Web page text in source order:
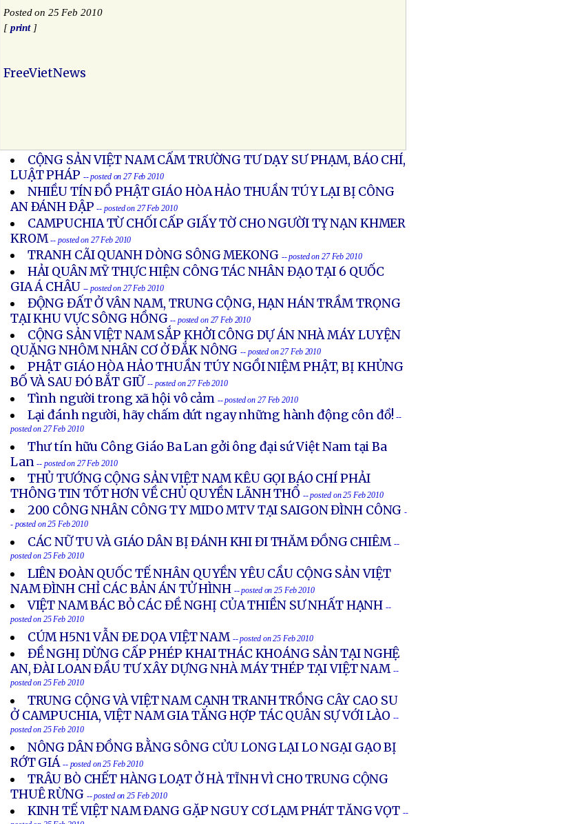
Posted on 25 Feb 2010
[print]
FreeVietNews
CỘNG SẢN VIỆT NAM CẤM TRƯỜNG TƯ DẠY SƯ PHẠM, BÁO CHÍ,
LUẬT PHÁP -- posted on 27 Feb 2010
NHIỀU TÍN ÐỒ PHẬT GIÁO HÒA HẢO THUẦN TÚY LẠI BỊ CÔNG
AN ÐÁNH ÐẬP-- posted on 27 Feb 2010
CAMPUCHIA TỪ CHỐI CẤP GIẤY TỜ CHO NGƯỜI TỴ NẠN KHMER
KROM-- posted on 27 Feb 2010
TRANH CÃI QUANH DÒNG SÔNG MEKONG -- posted on 27 Feb 2010
HẢI QUÂN MỸ THỰC HIỆN CÔNG TÁC NHÂN ĐẠO TẠI 6 QUỐC
GIA Á CHÂU -- posted on 27 Feb 2010
ĐỘNG ĐẤT Ở VÂN NAM, TRUNG CỘNG, HẠN HÁN TRẦM TRỌNG
TẠI KHU VỰC SÔNG HỒNG-- posted on 27 Feb 2010
CỘNG SẢN VIỆT NAM SẮP KHỞI CÔNG DỰ ÁN NHÀ MÁY LUYỆN
QUẶNG NHÔM NHÂN CƠ Ở ÐẮK NÔNG-- posted on 27 Feb 2010
PHẬT GIÁO HÒA HẢO THUẦN TÚY NGỒI NIỆM PHẬT, BỊ KHỦNG
BỐ VÀ SAU ĐÓ BẮT GIỮ-- posted on 27 Feb 2010
Tình người trong xã hội vô cảm -- posted on 27 Feb 2010
Lại đánh người, hãy chấm dứt ngay những hành động côn đồ!--
posted on 27 Feb 2010
Thư tín hữu Công Giáo Ba Lan gởi ông đại sứ Việt Nam tại Ba
Lan-- posted on 27 Feb 2010
THỦ TƯỚNG CỘNG SẢN VIỆT NAM KÊU GỌI BÁO CHÍ PHẢI
THÔNG TIN TỐT HƠN VỀ CHỦ QUYỀN LÃNH THỔ -- posted on 25 Feb 2010
200 CÔNG NHÂN CÔNG TY MIDO MTV TẠI SAIGON ĐÌNH CÔNG -
- posted on 25 Feb 2010
CÁC NỮ TU VÀ GIÁO DÂN BỊ ĐÁNH KHI ĐI THĂM ĐỒNG CHIÊM --
posted on 25 Feb 2010
LIÊN ĐOÀN QUỐC TẾ NHÂN QUYỀN YÊU CẦU CỘNG SẢN VIỆT
NAM ĐÌNH CHỈ CÁC BẢN ÁN TỬ HÌNH -- posted on 25 Feb 2010
VIỆT NAM BÁC BỎ CÁC ĐỀ NGHỊ CỦA THIỀN SƯ NHẤT HẠNH --
posted on 25 Feb 2010
CÚM H5N1 VẪN ĐE DỌA VIỆT NAM -- posted on 25 Feb 2010
ĐỀ NGHỊ DỪNG CẤP PHÉP KHAI THÁC KHOÁNG SẢN TẠI NGHỆ
AN, ĐÀI LOAN ĐẦU TƯ XÂY DỰNG NHÀ MÁY THÉP TẠI VIỆT NAM --
posted on 25 Feb 2010
TRUNG CỘNG VÀ VIỆT NAM CẠNH TRANH TRỒNG CÂY CAO SU
Ở CAMPUCHIA, VIỆT NAM GIA TĂNG HỢP TÁC QUÂN SỰ VỚI LÀO --
posted on 25 Feb 2010
NÔNG DÂN ĐỒNG BẰNG SÔNG CỬU LONG LẠI LO NGẠI GẠO BỊ
RỚT GIÁ -- posted on 25 Feb 2010
TRÂU BÒ CHẾT HÀNG LOẠT Ở HÀ TĨNH VÌ CHO TRUNG CỘNG
THUÊ RỪNG -- posted on 25 Feb 2010
KINH TẾ VIỆT NAM ĐANG GẶP NGUY CƠ LẠM PHÁT TĂNG VỌT --